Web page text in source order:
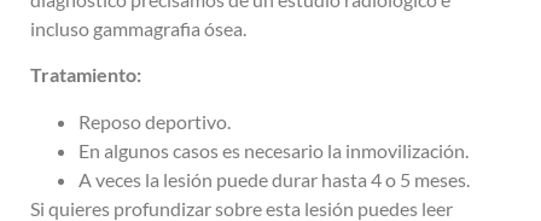
incluso gammagrafia ósea.
Tratamiento:
Reposo deportivo.
En algunos casos es necesario la inmovilización.
A veces la lesión puede durar hasta 4 o 5 meses.
Si quieres profundizar sobre esta lesión puedes leer